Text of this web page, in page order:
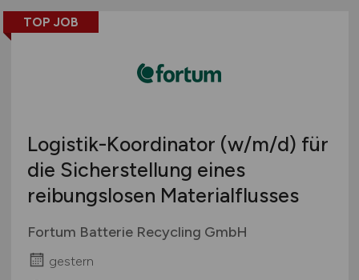
TOP JOB
Logistik-Koordinator (w/m/d) für
die Sicherstellung eines
reibungslosen Materialflusses
Fortum Batterie Recycling GmbH
gestern